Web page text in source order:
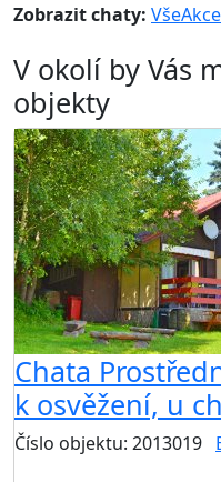
Zobrazit chaty: VšeAkce
V okolí by Vás
objekty
Chata
k osvěžení, u
Číslo objektu: 2013019